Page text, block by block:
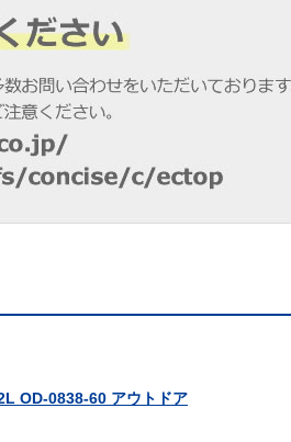
OD-0838-60 アウトドア